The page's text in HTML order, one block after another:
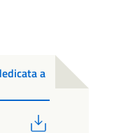
a